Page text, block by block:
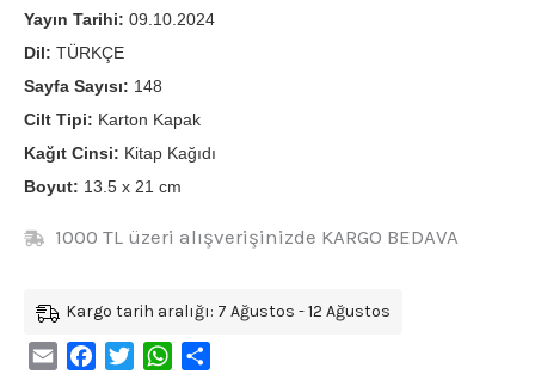
Yayın Tarihi: 09.10.2024
Dil: TÜRKÇE
Sayfa Sayısı: 148
Cilt Tipi: Karton Kapak
Kağıt Cinsi: Kitap Kağıdı
Boyut: 13.5 x 21 cm
1000 TL üzeri alışverişinizde KARGO BEDAVA
Kargo tarih aralığı: 7 Ağustos - 12 Ağustos
Email FacebookTwitterWhatsApp